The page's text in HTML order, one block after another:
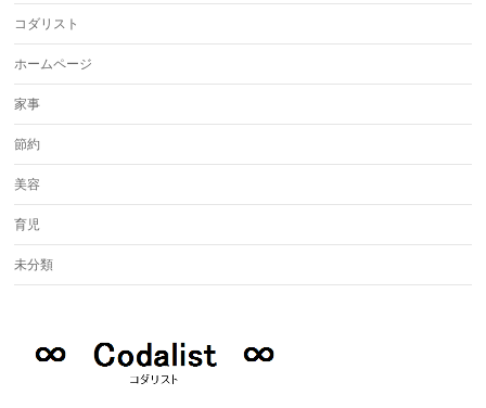
コダリスト
ホームページ
家事
節約
美容
育児
未分類